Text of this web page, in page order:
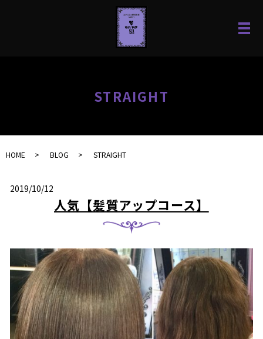
STRAIGHT
HOME BLOG STRAIGHT
2019/10/12
人気【髪質アップコース】